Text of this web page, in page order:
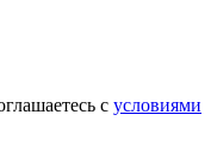
с условиями